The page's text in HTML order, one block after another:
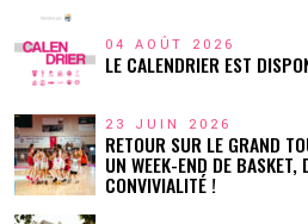
04 AOÛT 2026
LE CALENDRIER EST
23 JUIN 2026
RETOUR SUR LE GRAND
UN WEEK-END DE BASKET,
CONVIVIALITÉ !